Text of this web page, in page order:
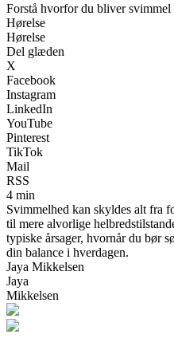
Forstå hvorfor du bliver
Hørelse
Hørelse
Del glæden
X
Facebook
Instagram
LinkedIn
YouTube
Pinterest
TikTok
Mail
RSS
4 min
Svimmelhed kan skyldes alt fra
til mere alvorlige
typiske årsager, hvornår du bør
din balance i hverdagen.
Jaya Mikkelsen
Jaya
Mikkelsen